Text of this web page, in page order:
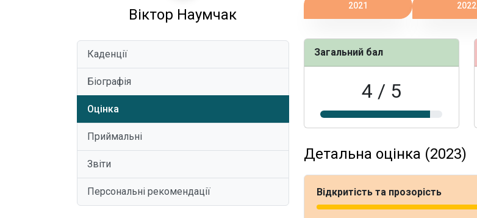
Віктор Наумчак
Каденції
Біографія
Оцінка
Приймальні
Звіти
Персональні рекомендації
2021 2022
Загальний бал
4 / 5
Детальна оцінка (2023)
Відкритість та прозорість